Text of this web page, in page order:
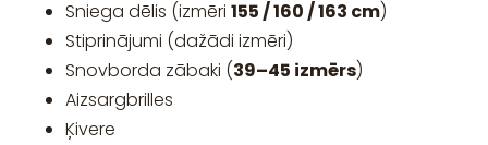
Sniega dēlis (izmēri 155 / 160 / 163 cm)
Stiprinājumi (dažādi izmēri)
Snovborda zābaki (39–45 izmērs)
Aizsargbrilles
Ķivere